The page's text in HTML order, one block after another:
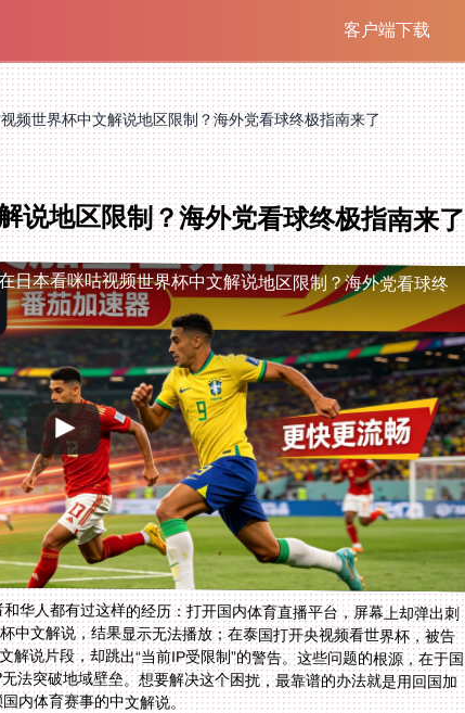
客户端下载
频世界杯中文解说地区限制？海外党看球终极指南来了
说地区限制？海外党看球终极指南来了
日本看咪咕视频世界杯中文解说地区限制？海外党看球终
华人都有过这样的经历：打开国内体育直播平台，屏幕上却弹出刺
中文解说，结果显示无法播放；在泰国打开央视频看世界杯，被告
解说片段，却跳出“当前IP受限制”的警告。这些问题的根源，在于国
法突破地域壁垒。想要解决这个困扰，最靠谱的办法就是用回国加
内体育赛事的中文解说。